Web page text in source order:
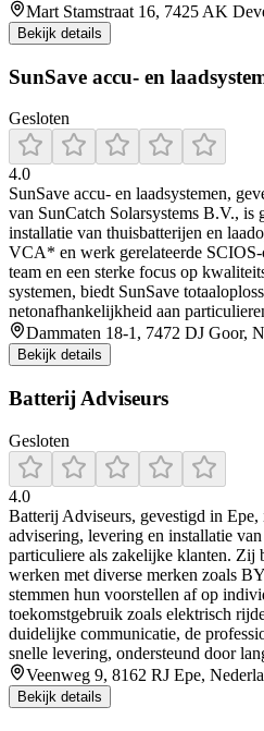
Mart Stamstraat 16, 7425 AK
Bekijk details
SunSave accu- en
Gesloten
4.0
SunSave accu‑ en laadsystemen,
van SunCatch Solarsystems B.V., is
installatie van thuisbatterijen en
VCA* en werk gerelateerde
team en een sterke focus op
systemen, biedt SunSave
netonafhankelijkheid aan
Dammaten 18-1, 7472 DJ Goor,
Bekijk details
Batterij Adviseurs
Gesloten
4.0
Batterij Adviseurs, gevestigd in Epe,
advisering, levering en installatie
particuliere als zakelijke klanten. Zij
werken met diverse merken zoals
stemmen hun voorstellen af op
toekomstgebruik zoals elektrisch
duidelijke communicatie, de
snelle levering, ondersteund door
Veenweg 9, 8162 RJ Epe,
Bekijk details